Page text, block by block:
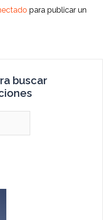
para publicar un
buscar